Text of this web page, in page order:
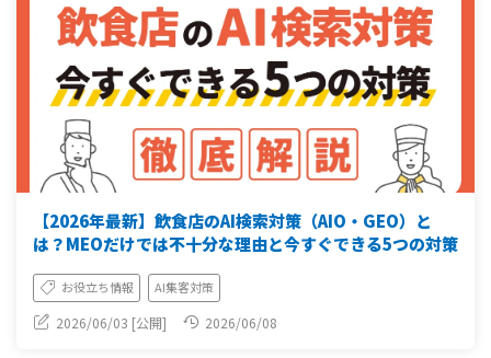
【2026年最新】飲食店のAI検索対策（AIO・GEO）と
は？MEOだけでは不十分な理由と今すぐできる5つの対策
お役立ち情報 AI集客対策
2026/06/03 [公開] 2026/06/08